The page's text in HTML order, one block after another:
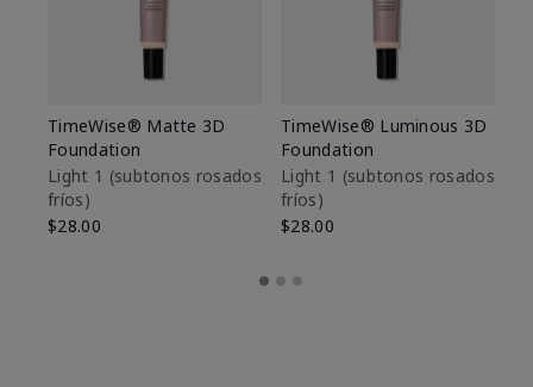
TimeWise® Matte 3D
Foundation
Light 1​ (subtonos rosados
fríos)
$28.00
TimeWise® Luminous 3D
Foundation
Light 1​ (subtonos rosados
fríos)
$28.00